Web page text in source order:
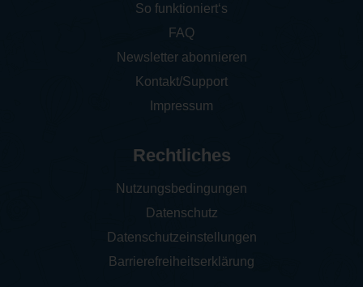
So funktioniert‘s
FAQ
Newsletter abonnieren
Kontakt/Support
Impressum
Rechtliches
Nutzungsbedingungen
Datenschutz
Datenschutzeinstellungen
Barrierefreiheitserklärung